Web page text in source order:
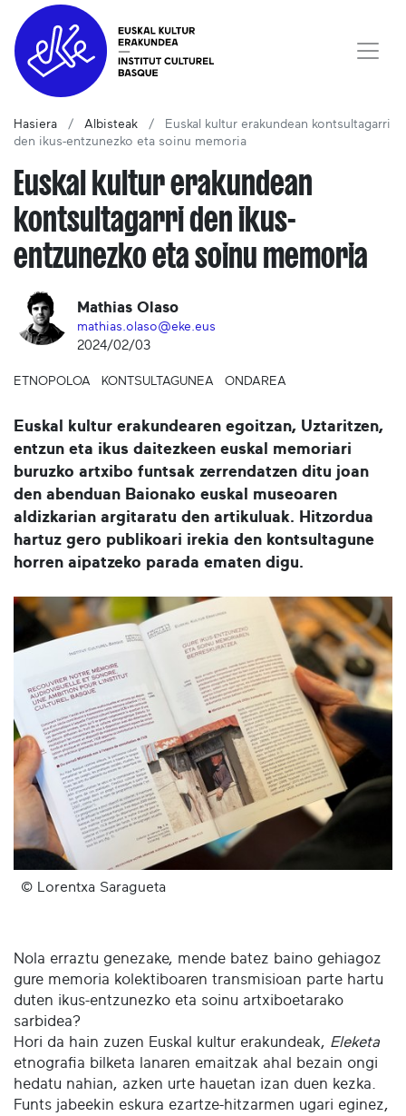
Hasiera Albisteak
Euskal kultur erakundean kontsultagarri
den ikus-entzunezko eta soinu memoria
Euskal kultur erakundean
kontsultagarri den ikus-
entzunezko eta soinu memoria
Mathias Olaso
mathias.olaso@eke.eus
2024/02/03
ETNOPOLOA KONTSULTAGUNEA ONDAREA
Euskal kultur erakundearen egoitzan, Uztaritzen,
entzun eta ikus daitezkeen euskal memoriari
buruzko artxibo funtsak zerrendatzen ditu joan
den abenduan Baionako euskal museoaren
aldizkarian argitaratu den artikuluak. Hitzordua
hartuz gero publikoari irekia den kontsultagune
horren aipatzeko parada ematen digu.
© Lorentxa Saragueta
Nola erraztu genezake, mende batez baino gehiagoz
gure memoria kolektiboaren transmisioan parte hartu
duten ikus-entzunezko eta soinu artxiboetarako
sarbidea?
Hori da hain zuzen Euskal kultur erakundeak, Eleketa
etnografia bilketa lanaren emaitzak ahal bezain ongi
hedatu nahian, azken urte hauetan izan duen kezka.
Funts jabeekin eskura ezartze-hitzarmen ugari eginez,